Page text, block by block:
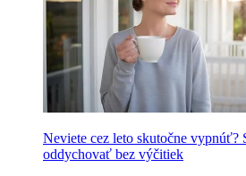
Neviete cez leto skutočne vypnúť?
oddychovať bez výčitiek